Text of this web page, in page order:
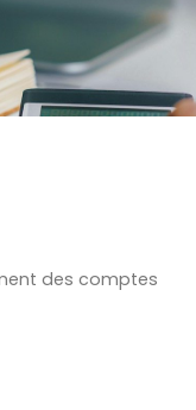
des comptes